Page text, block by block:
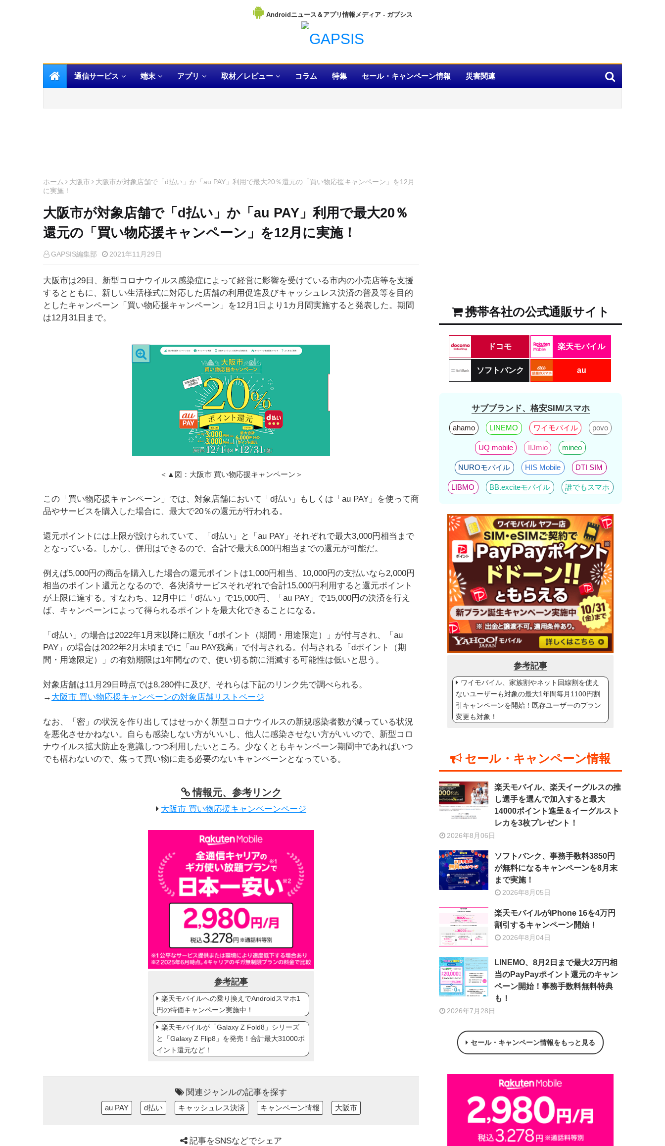
Androidニュース＆アプリ情報メディア
通信サービス 端末 アプリ 取材／レビュー コラム 特集 セール・キャンペーン情報 災害関連
ホーム 大阪市
大阪市が対象店舗で「d払い」か「au PAY」利用で最大20％還元の「買い物応援キャンペーン」を12月
に実施！
大阪市が対象店舗で「d払い」か「au PAY」利用で最大20％
還元の「買い物応援キャンペーン」を12月に実施！
GAPSIS編集部 2021年11月29日
大阪市は29日、新型コロナウイルス感染症によって経営に影響を受けている市内の小売店等を支援
するとともに、新しい生活様式に対応した店舗の利用促進及びキャッシュレス決済の普及等を目的
としたキャンペーン「買い物応援キャンペーン」を12月1日より1カ月間実施すると発表した。期間
は12月31日まで。
＜▲図：大阪市 買い物応援キャンペーン＞
この「買い物応援キャンペーン」では、対象店舗において「d払い」もしくは「au PAY」を使って商
品やサービスを購入した場合に、最大で20％の還元が行われる。
還元ポイントには上限が設けられていて、「d払い」と「au PAY」それぞれで最大3,000円相当まで
となっている。しかし、併用はできるので、合計で最大6,000円相当までの還元が可能だ。
例えば5,000円の商品を購入した場合の還元ポイントは1,000円相当、10,000円の支払いなら2,000円
相当のポイント還元となるので、各決済サービスそれぞれで合計15,000円利用すると還元ポイント
が上限に達する。すなわち、12月中に「d払い」で15,000円、「au PAY」で15,000円の決済を行え
ば、キャンペーンによって得られるポイントを最大化できることになる。
「d払い」の場合は2022年1月末以降に順次「dポイント（期間・用途限定）」が付与され、「au
PAY」の場合は2022年2月末頃までに「au PAY残高」で付与される。付与される「dポイント（期
間・用途限定）」の有効期限は1年間なので、使い切る前に消滅する可能性は低いと思う。
対象店舗は11月29日時点では8,280件に及び、それらは下記のリンク先で調べられる。
→ 大阪市 買い物応援キャンペーンの対象店舗リストページ
なお、「密」の状況を作り出してはせっかく新型コロナウイルスの新規感染者数が減っている状況
を悪化させかねない。自らも感染しない方がいいし、他人に感染させない方がいいので、新型コロ
ナウイルス拡大防止を意識しつつ利用したいところ。少なくともキャンペーン期間中であればいつ
でも構わないので、焦って買い物に走る必要のないキャンペーンとなっている。
情報元、参考リンク
大阪市 買い物応援キャンペーンページ
参考記事
楽天モバイルへの乗り換えでAndroidスマホ1
円の特価キャンペーン実施中！
楽天モバイルが「Galaxy Z Fold8」シリーズ
と「Galaxy Z Flip8」を発売！合計最大31000ポ
イント還元など！
関連ジャンルの記事を探す
au PAY d払い キャッシュレス決済 キャンペーン情報 大阪市
記事をSNSなどでシェア
携帯各社の公式通販サイト
ドコモ 楽天モバイル
ソフトバンク au
サブブランド、格安SIM/スマホ
ahamo LINEMO ワイモバイル povo
UQ mobile IIJmio mineo
NUROモバイル HIS Mobile DTI SIM
LIBMO BB.exciteモバイル 誰でもスマホ
参考記事
ワイモバイル、家族割やネット回線割を使え
ないユーザーも対象の最大1年間毎月1100円割
引キャンペーンを開始！既存ユーザーのプラン
変更も対象！
セール・キャンペーン情報
楽天モバイル、楽天イーグルスの推
し選手を選んで加入すると最大
14000ポイント進呈＆イーグルスト
レカを3枚プレゼント！
2026年8月06日
ソフトバンク、事務手数料3850円
が無料になるキャンペーンを8月末
まで実施！
2026年8月05日
楽天モバイルがiPhone 16を4万円
割引するキャンペーン開始！
2026年8月04日
LINEMO、8月2日まで最大2万円相
当のPayPayポイント還元のキャン
ペーン開始！事務手数料無料特典
も！
2026年7月28日
セール・キャンペーン情報をもっと見る